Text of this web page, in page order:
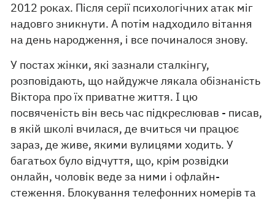
2012 роках. Після серії психологічних атак міг
надовго зникнути. А потім надходило вітання
на день народження, і все починалося знову.
У постах жінки, які зазнали сталкінгу,
розповідають, що найдужче лякала обізнаність
Віктора про їх приватне життя. І цю
посвяченість він весь час підкреслював - писав,
в якій школі вчилася, де вчиться чи працює
зараз, де живе, якими вулицями ходить. У
багатьох було відчуття, що, крім розвідки
онлайн, чоловік веде за ними і офлайн-
стеження. Блокування телефонних номерів та